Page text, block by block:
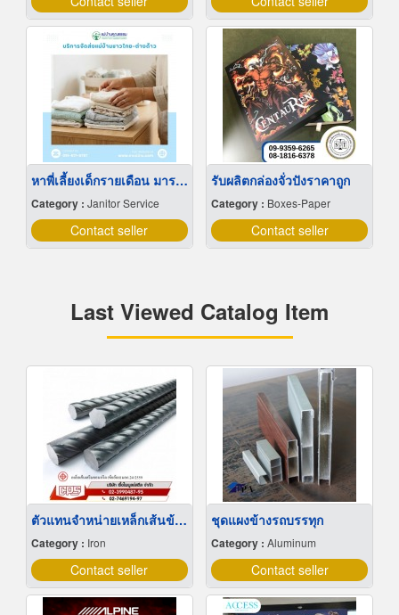
หาพี่เลี้ยงเด็กรายเดือน มารยาทดี
Category : Janitor Service
Contact seller
รับผลิตกล่องจั่วปังราคาถูก
Category : Boxes-Paper
Contact seller
Last Viewed Catalog Item
ตัวแทนจำหน่ายเหล็กเส้นข้ออ้อย
Category : Iron
Contact seller
ชุดแผงข้างรถบรรทุก
Category : Aluminum
Contact seller